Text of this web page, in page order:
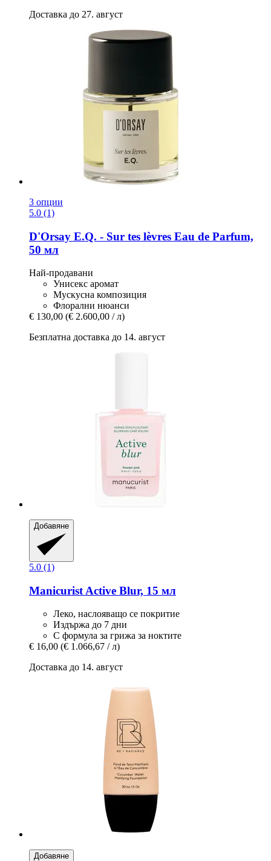
Доставка до 27. август
3 опции
5.0 (1)
D'Orsay E.Q. -​ Sur tes lèvres Eau de Parfum,
50 мл
Най-продавани
Унисекс аромат
Мускусна композиция
Флорални нюанси
€ 130,00 (€ 2.600,00 / л)
Безплатна доставка до 14. август
Добавяне
5.0 (1)
Manicurist Active Blur, 15 мл
Леко, наслояващо се покритие
Издържа до 7 дни
С формула за грижа за ноктите
€ 16,00 (€ 1.066,67 / л)
Доставка до 14. август
Добавяне